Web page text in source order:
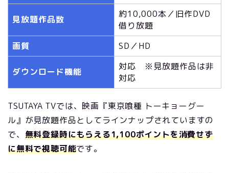
見放題作品数
約10,000本／旧作DVD
借り放題
画質
SD／HD
ダウンロード機能
対応 ※見放題作品は非
対応
TSUTAYA TVでは、映画『東京喰種 トーキョーグー
ル』が見放題作品としてラインナップされていますの
で、 無料登録時にもらえる1,100ポイントを消費せず
に無料で視聴可能です。